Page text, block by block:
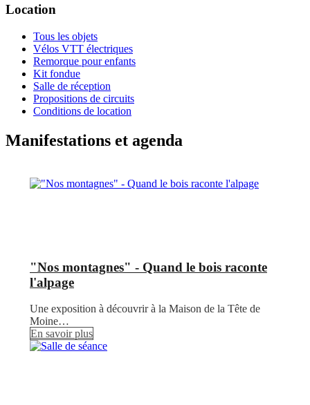
Location
Tous les objets
Vélos VTT électriques
Remorque pour enfants
Kit fondue
Salle de réception
Propositions de circuits
Conditions de location
Manifestations et agenda
"Nos montagnes" - Quand le bois raconte
l'alpage
Une exposition à découvrir à la Maison de la Tête de
Moine…
En savoir plus